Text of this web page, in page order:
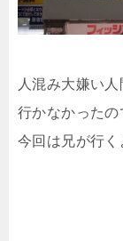
人混み大嫌い
行かなかったの
今回は兄が行く